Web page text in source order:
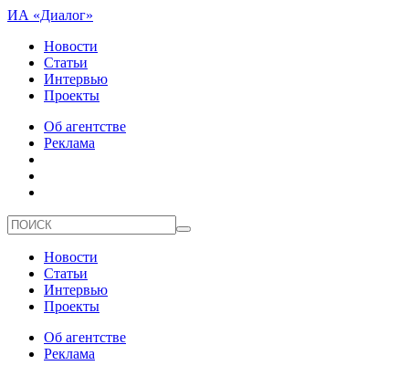
ИА «Диалог»
Новости
Статьи
Интервью
Проекты
Об агентстве
Реклама
Новости
Статьи
Интервью
Проекты
Об агентстве
Реклама